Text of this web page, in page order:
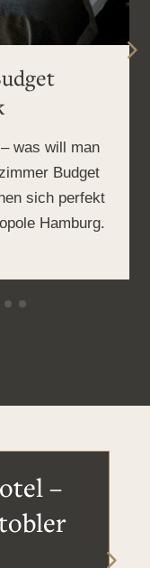
was will man
Budget
sich perfekt
Hamburg.
–